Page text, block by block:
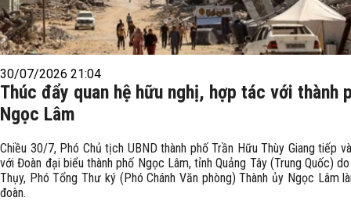
30/07/2026 21:04
Thúc đẩy quan hệ hữu nghị, hợp tác với thành
Ngọc Lâm
Chiều 30/7, Phó Chủ tịch UBND thành phố Trần Hữu Thùy Giang tiếp
với Đoàn đại biểu thành phố Ngọc Lâm, tỉnh Quảng Tây (Trung Quốc)
Thụy, Phó Tổng Thư ký (Phó Chánh Văn phòng) Thành ủy Ngọc Lâm
đoàn.